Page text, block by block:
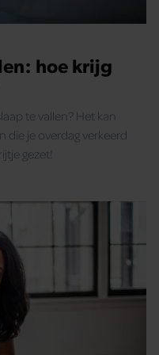
hoe krijg
te vallen? Het kan
die je overdag verkeerd
gezet!